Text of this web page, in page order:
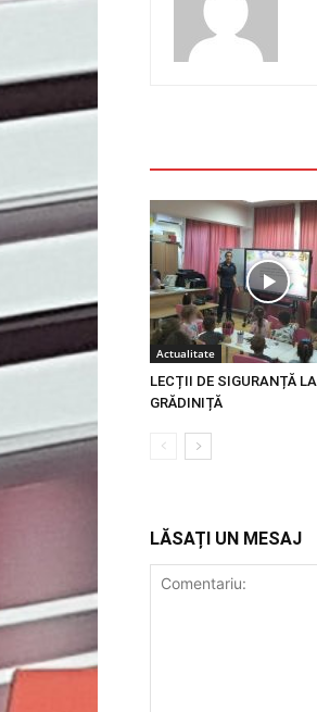
Actualitate
LECȚII DE SIGURANȚĂ LA
GRĂDINIȚĂ
LĂSAȚI UN MESAJ